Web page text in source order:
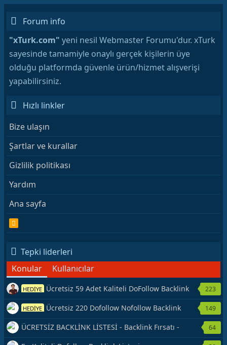
Forum info
"xTurk.com" yeni nesil Webmaster Forumu'dur. xTurk
sayesinde tamamiyle onaylı gerçek kişilerin üye
olduğu platformda güvenle ürün/hizmet alışverişi
yapabilirsiniz.
Hızlı linkler
Bize ulaşın
Şartlar ve kurallar
Gizlilik politikası
Yardım
Ana sayfa
S
Tepki liderleri
Konular
Kullanıcılar
HEDİYE Ücretsiz 59 Adet Kaliteli DoFollow Backlink
Kaynağı Veriyorum.
223
HEDİYE Ücretsiz 220 Dofollow Nofollow Backlink
Veriyorum
149
ÜCRETSİZ BACKLİNK LİSTESİ - Backlink Fırsatı -
Hemen Yetiş!
64